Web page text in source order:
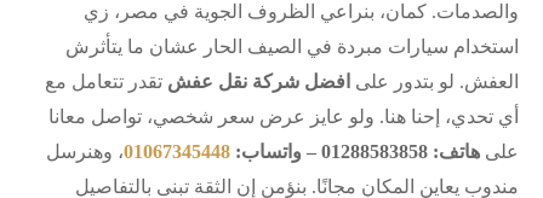
والصدمات. كمان، بنراعي الظروف الجوية في مصر، زي
استخدام سيارات مبردة في الصيف الحار عشان ما يتأثرش
العفش. لو بتدور على افضل شركة نقل عفش تقدر تتعامل مع
أي تحدي، إحنا هنا. ولو عايز عرض سعر شخصي، تواصل معانا
على هاتف: 01288583858 – واتساب: 01067345448، وهنرسل
مندوب يعاين المكان مجانًا. بنؤمن إن الثقة تبنى بالتفاصيل